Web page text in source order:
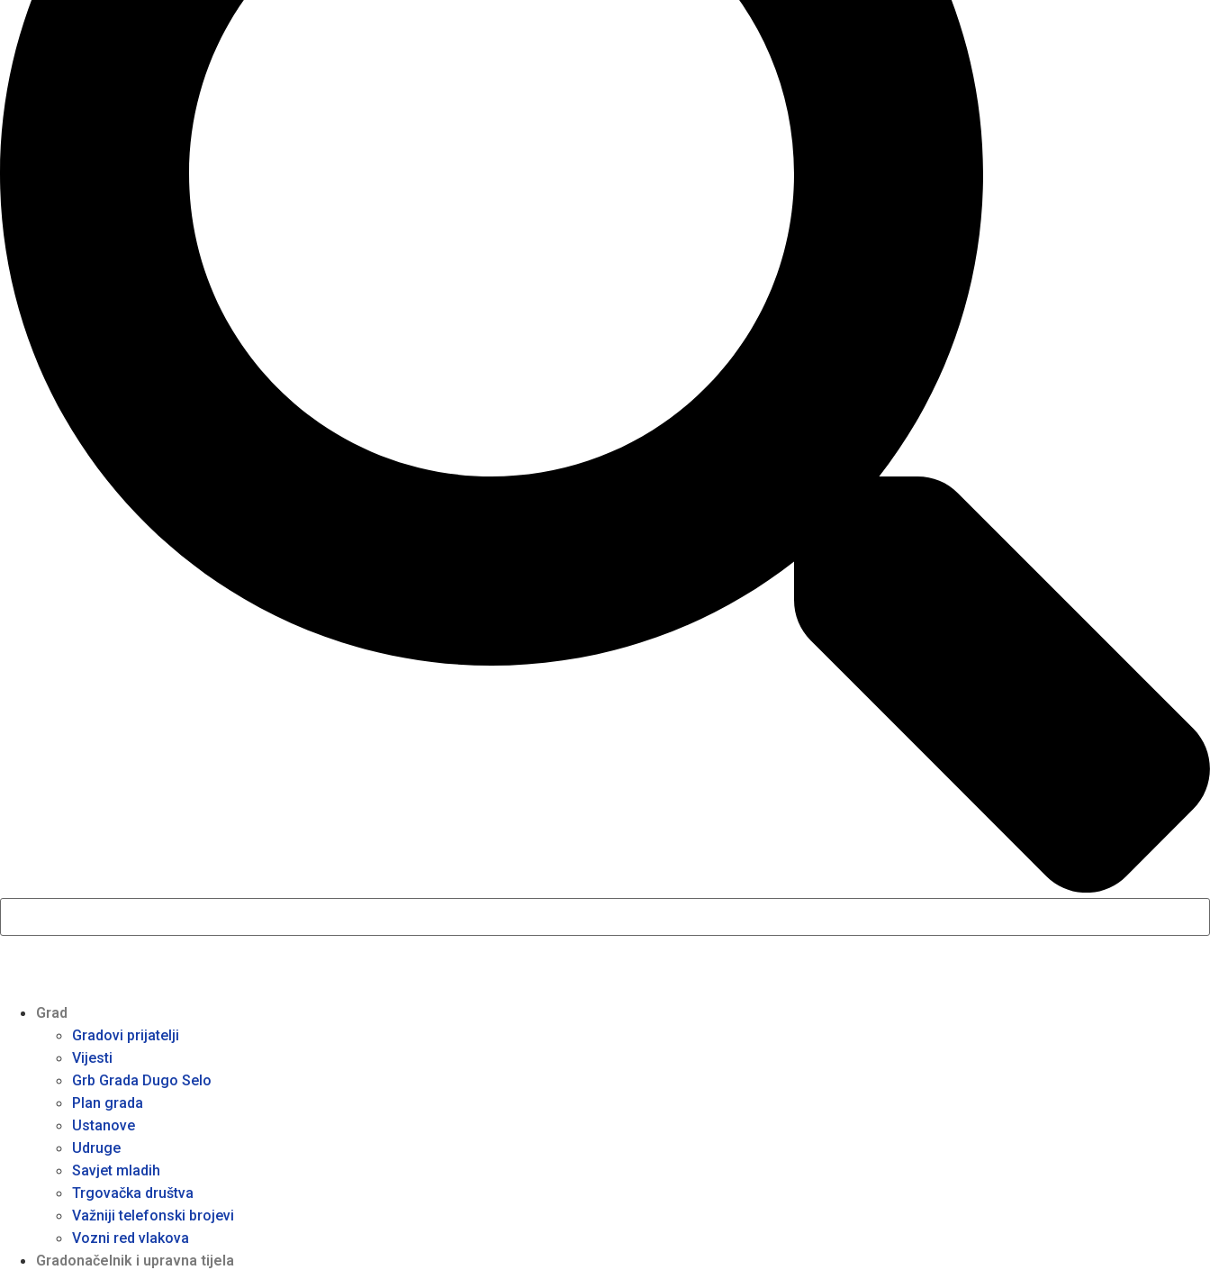
Grad
Gradovi prijatelji
Vijesti
Grb Grada Dugo Selo
Plan grada
Ustanove
Udruge
Savjet mladih
Trgovačka društva
Važniji telefonski brojevi
Vozni red vlakova
Gradonačelnik i upravna tijela